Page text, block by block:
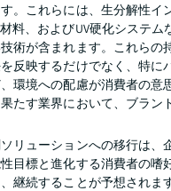
。これらには、生分解性イ
料、およびUV硬化システム
術が含まれます。これらの
反映するだけでなく、特に
環境への配慮が消費者の意
たす業界において、ブラン
リューションへの移行は、
目標と進化する消費者の嗜
継続することが予想されま